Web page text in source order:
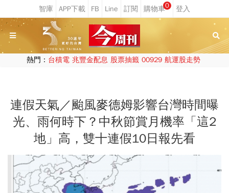
0
熱門： 台積電 兆豐金配息 股票抽籤 00929 航運股走勢
連假天氣／颱風麥德姆影響台灣時間曝
光、雨何時下？中秋節賞月機率「這2
地」高，雙十連假10日報先看